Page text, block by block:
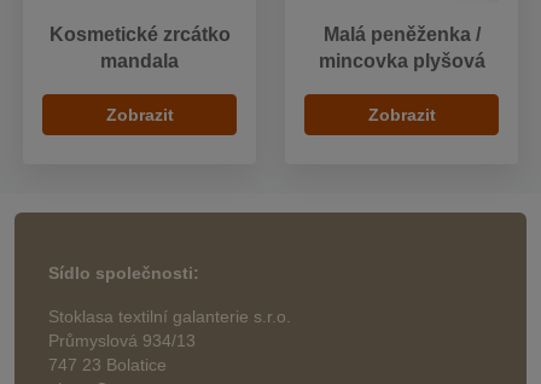
Kosmetické zrcátko
mandala
Zobrazit
Malá peněženka /
mincovka plyšová
Zobrazit
Sídlo společnosti:
Stoklasa textilní galanterie s.r.o.
Průmyslová 934/13
747 23 Bolatice